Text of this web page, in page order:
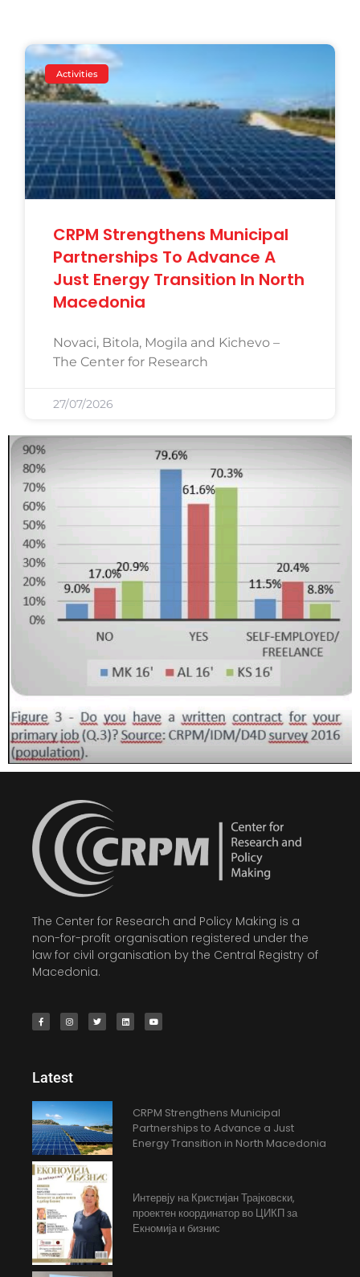
Activities
CRPM Strengthens Municipal
Partnerships To Advance A
Just Energy Transition In North
Macedonia
Novaci, Bitola, Mogila and Kichevo –
The Center for Research
27/07/2026
The Center for Research and Policy Making is a
non-for-profit organisation registered under the
law for civil organisation by the Central Registry of
Macedonia.
Latest
CRPM Strengthens Municipal
Partnerships to Advance a Just
Energy Transition in North Macedonia
Интервју на Кристијан Трајковски,
проектен координатор во ЦИКП за
Екномија и бизнис